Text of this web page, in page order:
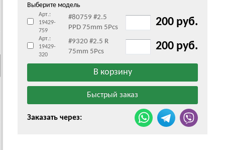
Выберите модель
Арт.:
19429-
759
#80759 #2.5
PPD 75mm 5Pcs
200 руб.
Арт.:
19429-
320
#9320 #2.5 R
75mm 5Pcs
200 руб.
Заказать через: